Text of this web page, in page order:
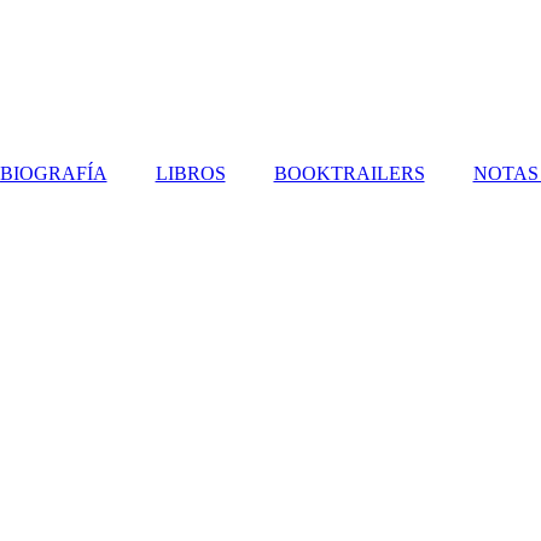
BIOGRAFÍA LIBROS BOOKTRAILERS